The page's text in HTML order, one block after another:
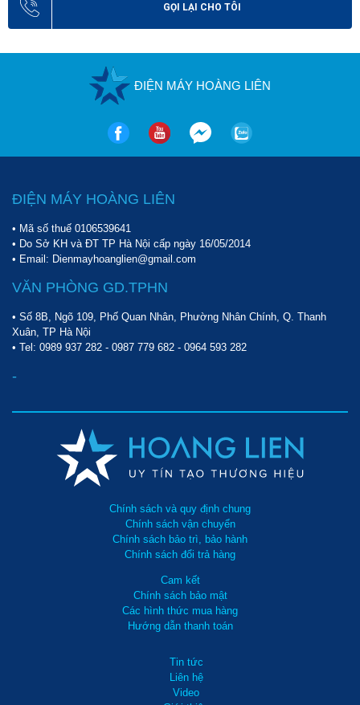
GỌI LẠI CHO TÔI
ĐIỆN MÁY HOÀNG LIÊN
ĐIỆN MÁY HOÀNG LIÊN
• Mã số thuế 0106539641
• Do Sở KH và ĐT TP Hà Nội cấp ngày 16/05/2014
• Email: Dienmayhoanglien@gmail.com
VĂN PHÒNG GD.TPHN
• Số 8B, Ngõ 109, Phố Quan Nhân, Phường Nhân Chính, Q. Thanh
Xuân, TP Hà Nội
• Tel: 0989 937 282 - 0987 779 682 - 0964 593 282
-
Chính sách và quy định chung
Chính sách vận chuyển
Chính sách bảo trì, bảo hành
Chính sách đổi trả hàng
Cam kết
Chính sách bảo mật
Các hình thức mua hàng
Hướng dẫn thanh toán
Tin tức
Liên hệ
Video